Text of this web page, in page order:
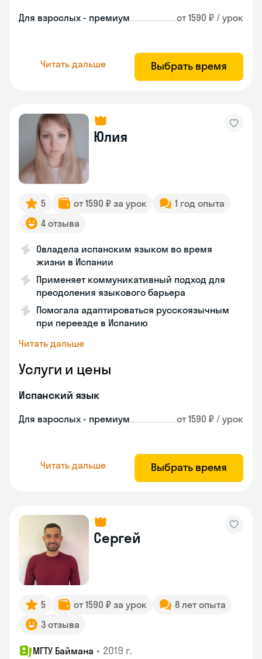
Для взрослых - премиум от 1590 ₽ / урок
Читать дальше Выбрать время
Юлия
5 от 1590 ₽ за урок
1 год опыта
4 отзыва
Овладела испанским языком во время
жизни в Испании
Применяет коммуникативный подход для
преодоления языкового барьера
Помогала адаптироваться русскоязычным
при переезде в Испанию
Читать дальше
Услуги и цены
Испанский язык
Для взрослых - премиум от 1590 ₽ / урок
Читать дальше Выбрать время
Сергей
5 от 1590 ₽ за урок
8 лет опыта
3 отзыва
МГТУ Баймана • 2019 г.